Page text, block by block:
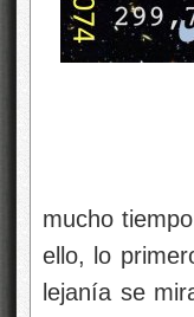
Universo y,
moléculas